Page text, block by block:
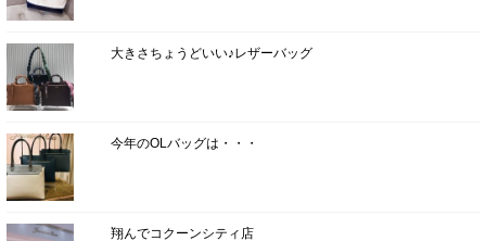
大きさちょうどいい♪レザーバッグ
今年のOLバッグは・・・
翔んでコクーンシティ店